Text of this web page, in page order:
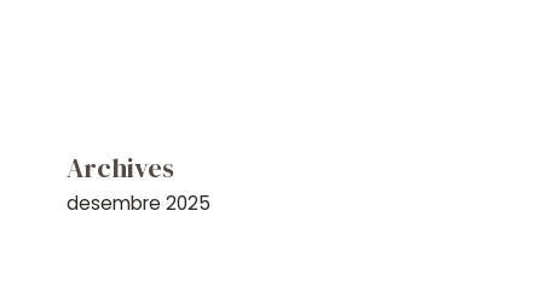
Archives
desembre 2025